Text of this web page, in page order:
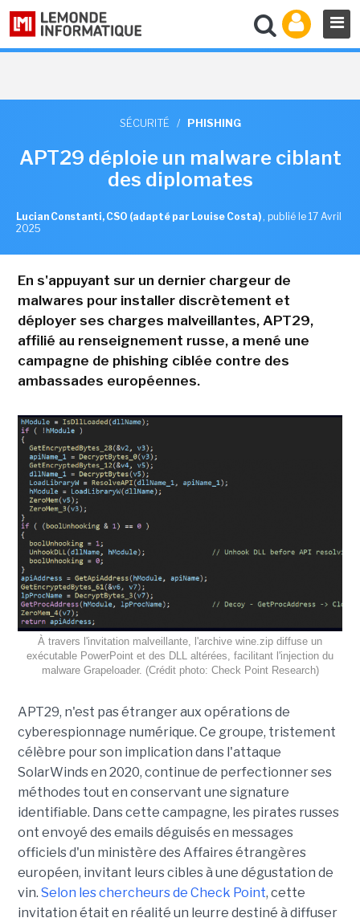
SÉCURITÉ / PHISHING
APT29 déploie un malware ciblant
des diplomates
Lucian Constanti, CSO (adapté par Louise Costa) , publié le 17 Avril
2025
En s'appuyant sur un dernier chargeur de
malwares pour installer discrètement et
déployer ses charges malveillantes, APT29,
affilié au renseignement russe, a mené une
campagne de phishing ciblée contre des
ambassades européennes.
À travers l'invitation malveillante, l'archive wine.zip diffuse un
exécutable PowerPoint et des DLL altérées, facilitant l'injection du
malware Grapeloader. (Crédit photo: Check Point Research)
APT29, n'est pas étranger aux opérations de
cyberespionnage numérique. Ce groupe, tristement
célèbre pour son implication dans l'attaque
SolarWinds en 2020, continue de perfectionner ses
méthodes tout en conservant une signature
identifiable. Dans cette campagne, les pirates russes
ont envoyé des emails déguisés en messages
officiels d'un ministère des Affaires étrangères
européen, invitant leurs cibles à une dégustation de
vin. Selon les chercheurs de Check Point, cette
invitation était en réalité un leurre destiné à diffuser